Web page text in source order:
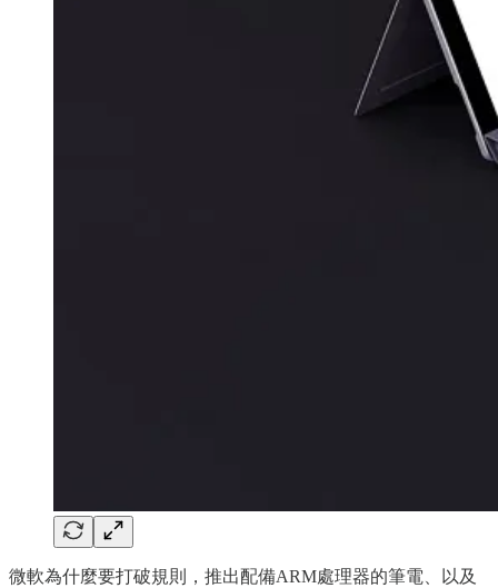
微軟為什麼要打破規則，推出配備ARM處理器的筆電、以及